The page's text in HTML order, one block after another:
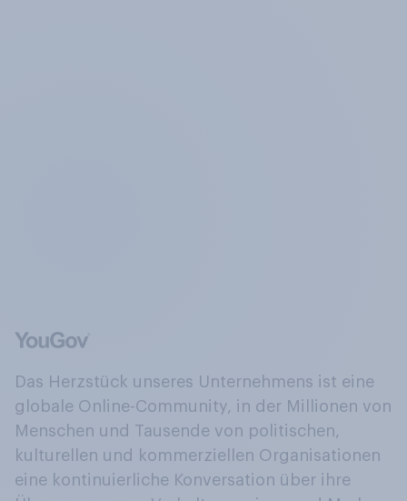
Das Herzstück unseres Unternehmens ist eine
globale Online-Community, in der Millionen von
Menschen und Tausende von politischen,
kulturellen und kommerziellen Organisationen
eine kontinuierliche Konversation über ihre